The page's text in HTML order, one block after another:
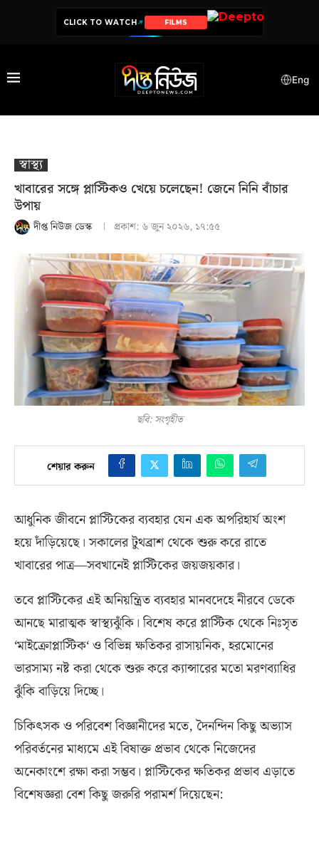
CLICK TO WATCH SERIES
Eng
স্বাস্থ‍্য
খাবারের সঙ্গে প্লাস্টিকও খেয়ে চলেছেন! জেনে নিনি বাঁচার
উপায়
দীপ্ত নিউজ ডেস্ক প্রকাশ: ৬ জুন ২০২৬, ১৭:৫৫
ছবি: সংগৃহীত
শেয়ার করুন
আধুনিক জীবনে প্লাস্টিকের ব্যবহার যেন এক অপরিহার্য অংশ
হয়ে দাঁড়িয়েছে। সকালের টুথব্রাশ থেকে শুরু করে রাতে
খাবারের পাত্র—সবখানেই প্লাস্টিকের জয়জয়কার।
তবে প্লাস্টিকের এই অনিয়ন্ত্রিত ব্যবহার মানবদেহে নীরবে ডেকে
আনছে মারাত্মক স্বাস্থ্যঝুঁকি। বিশেষ করে প্লাস্টিক থেকে নিঃসৃত
‘মাইক্রোপ্লাস্টিক‘ও বিভিন্ন ক্ষতিকর রাসায়নিক,হরমোনের
ভারসাম্য নষ্ট করা থেকে শুরু করে ক্যান্সারের মতো মরণব্যাধির
ঝুঁকি বাড়িয়ে দিচ্ছে।
চিকিৎসক ও পরিবেশ বিজ্ঞানীদের মতে,দৈনন্দিন কিছু অভ্যাস
পরিবর্তনের মাধ্যমে এই বিষাক্ত প্রভাব থেকে নিজেদের
অনেকাংশে রক্ষা করা সম্ভব। প্লাস্টিকের ক্ষতিকর প্রভাব এড়াতে
বিশেষজ্ঞরা বেশ কিছু জরুরি পরামর্শ দিয়েছেন: